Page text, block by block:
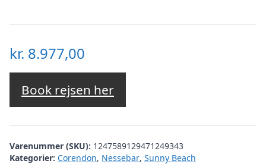
kr. 8.977,00
Book rejsen her
Varenummer (SKU): 1247589129471249343
Kategorier: Corendon, Nessebar, Sunny Beach